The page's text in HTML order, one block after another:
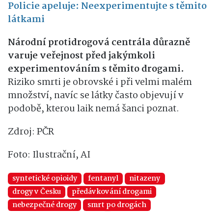
Policie apeluje: Neexperimentujte s těmito
látkami
Národní protidrogová centrála důrazně
varuje veřejnost před jakýmkoli
experimentováním s těmito drogami.
Riziko smrti je obrovské i při velmi malém
množství, navíc se látky často objevují v
podobě, kterou laik nemá šanci poznat.
Zdroj: PČR
Foto: Ilustrační, AI
syntetické opioidy fentanyl
nitazeny
drogy v Česku
předávkování drogami
nebezpečné drogy
smrt po drogách